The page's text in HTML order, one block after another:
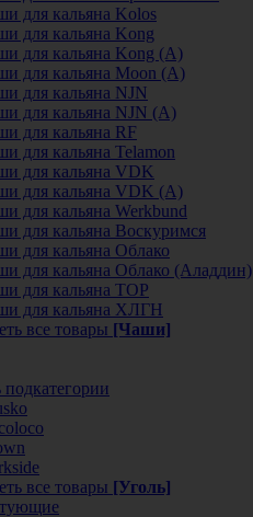
для кальяна Kolos
для кальяна Kong
для кальяна Kong (A)
для кальяна Moon (А)
для кальяна NJN
для кальяна NJN (А)
для кальяна RF
для кальяна Telamon
для кальяна VDK
для кальяна VDK (А)
для кальяна Werkbund
для кальяна Воскуримся
для кальяна Облако
для кальяна Облако (Аладдин)
для кальяна ТОР
для кальяна ХЛГН
все товары [Чаши]
подкатегории
все товары [Уголь]